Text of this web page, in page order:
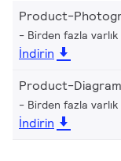
Product-
Birden fazla varlık
İndirin
Product-
Birden fazla varlık
İndirin